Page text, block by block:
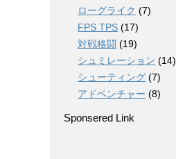
ローグライク (7)
FPS TPS (17)
対戦格闘 (19)
シュミレーション (14)
シューティング (7)
アドベンチャー (8)
Sponsered Link